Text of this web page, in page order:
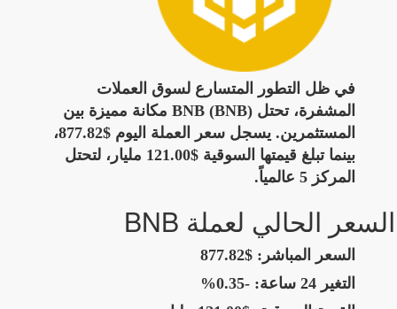
في ظل التطور المتسارع لسوق العملات
المشفرة، تحتل BNB (BNB) مكانة مميزة بين
المستثمرين. يسجل سعر العملة اليوم $877.82،
بينما تبلغ قيمتها السوقية $121.00 مليار، لتحتل
المركز 5 عالمياً.
السعر الحالي لعملة BNB
السعر المباشر: $877.82
التغير 24 ساعة:
-0.35%